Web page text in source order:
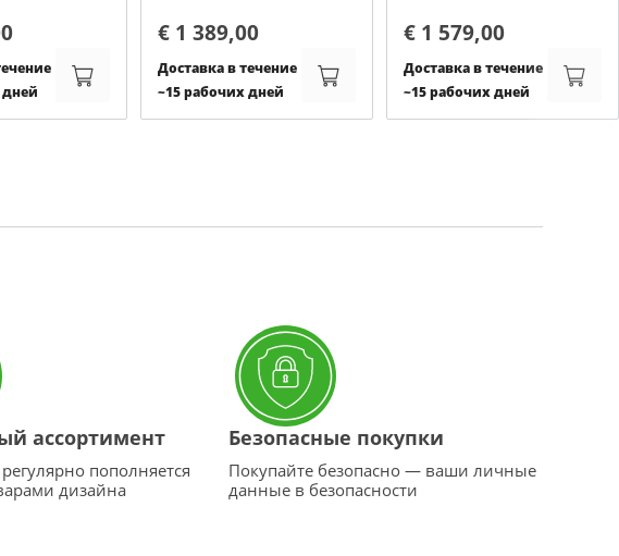
дней
€ 1 389,00
Доставка в течение
~15 рабочих дней
€ 1 579,00
Доставка в течение
~15 рабочих дней
ассортимент
пополняется
дизайна
Безопасные покупки
Покупайте безопасно — ваши личные
данные в безопасности